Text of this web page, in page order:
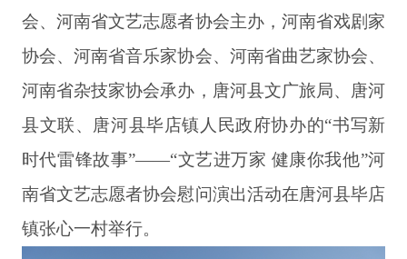
会、河南省文艺志愿者协会主办，河南省戏剧家
协会、河南省音乐家协会、河南省曲艺家协会、
河南省杂技家协会承办，唐河县文广旅局、唐河
县文联、唐河县毕店镇人民政府协办的“书写新
时代雷锋故事”——“文艺进万家 健康你我他”河
南省文艺志愿者协会慰问演出活动在唐河县毕店
镇张心一村举行。